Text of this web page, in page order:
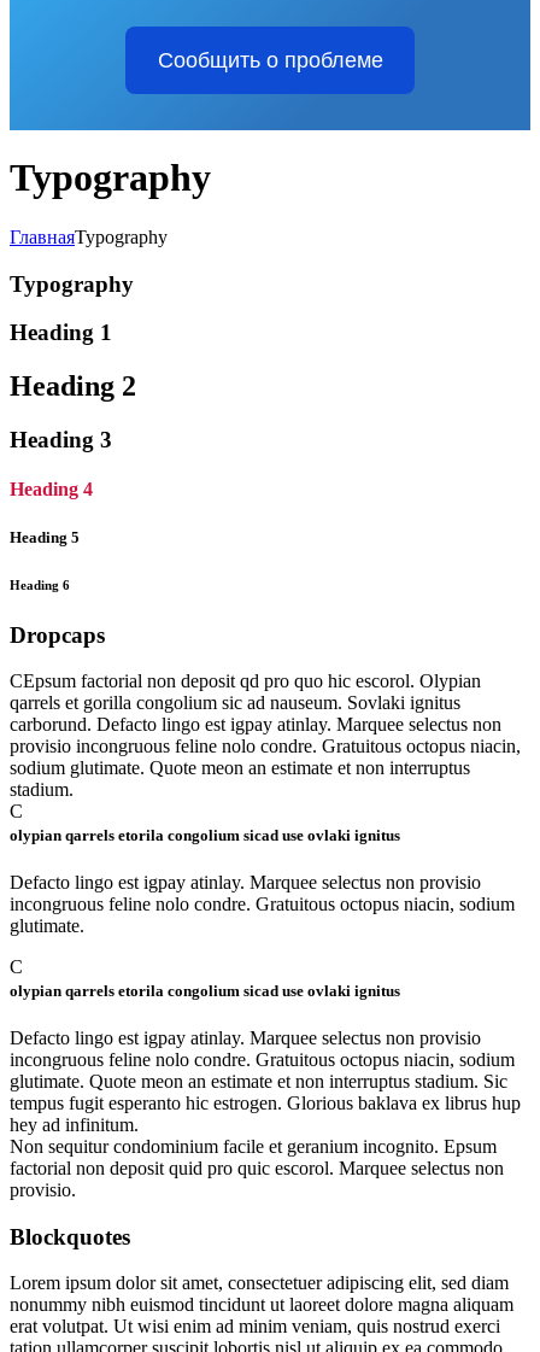
Сообщить о проблеме
Typography
ГлавнаяTypography
Typography
Heading 1
Heading 2
Heading 3
Heading 4
Heading 5
Heading 6
Dropcaps
CEpsum factorial non deposit qd pro quo hic escorol. Olypian
qarrels et gorilla congolium sic ad nauseum. Sovlaki ignitus
carborund. Defacto lingo est igpay atinlay. Marquee selectus non
provisio incongruous feline nolo condre. Gratuitous octopus niacin,
sodium glutimate. Quote meon an estimate et non interruptus
stadium.
C
olypian qarrels etorila congolium sicad use ovlaki ignitus
Defacto lingo est igpay atinlay. Marquee selectus non provisio
incongruous feline nolo condre. Gratuitous octopus niacin, sodium
glutimate.
C
olypian qarrels etorila congolium sicad use ovlaki ignitus
Defacto lingo est igpay atinlay. Marquee selectus non provisio
incongruous feline nolo condre. Gratuitous octopus niacin, sodium
glutimate. Quote meon an estimate et non interruptus stadium. Sic
tempus fugit esperanto hic estrogen. Glorious baklava ex librus hup
hey ad infinitum.
Non sequitur condominium facile et geranium incognito. Epsum
factorial non deposit quid pro quic escorol. Marquee selectus non
provisio.
Blockquotes
Lorem ipsum dolor sit amet, consectetuer adipiscing elit, sed diam
nonummy nibh euismod tincidunt ut laoreet dolore magna aliquam
erat volutpat. Ut wisi enim ad minim veniam, quis nostrud exerci